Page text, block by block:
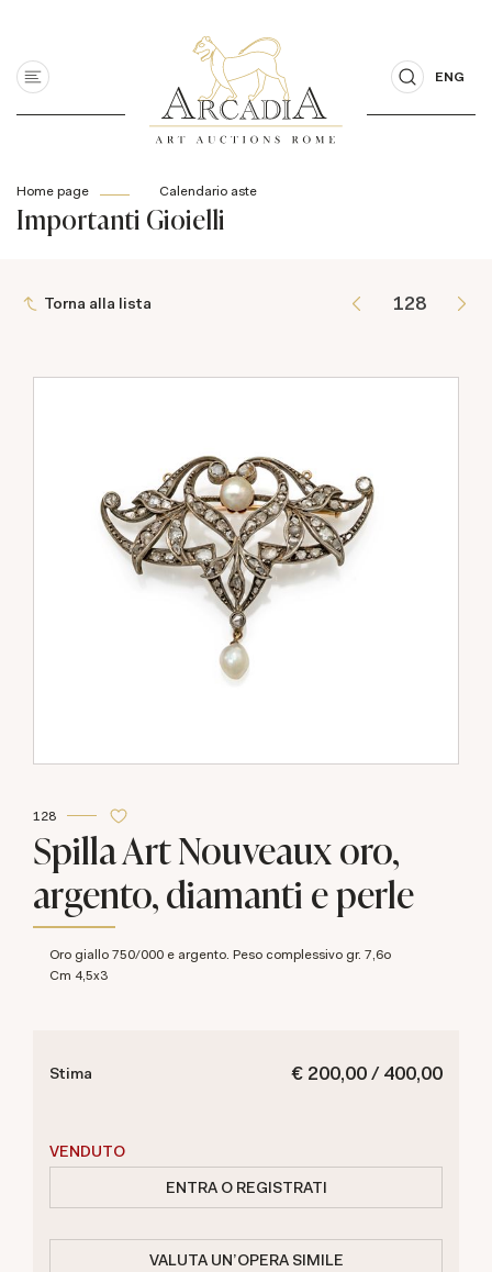
ENG
Home page Calendario aste
Importanti Gioielli
Torna alla lista
128
Spilla Art Nouveaux oro,
argento, diamanti e perle
Oro giallo 750/000 e argento. Peso complessivo gr. 7,6o
cm 4,5x3
€ 200,00 / 400,00
Stima
VENDUTO
ENTRA O REGISTRATI
VALUTA UN'OPERA SIMILE